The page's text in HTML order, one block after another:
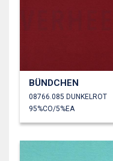
BÜNDCHEN
08766.085 DUNKELROT
95%CO/5%EA